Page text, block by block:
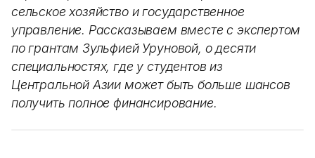
сельское хозяйство и государственное
управление. Рассказываем вместе с экспертом
по грантам Зульфией Уруновой, о десяти
специальностях, где у студентов из
Центральной Азии может быть больше шансов
получить полное финансирование.